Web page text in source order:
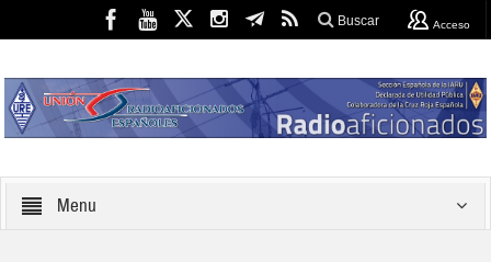
Buscar Acceso
Menu